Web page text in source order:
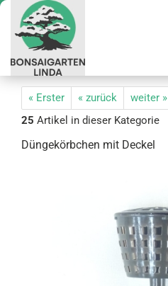
« Erster « zurück weiter »
25 Artikel in dieser Kategorie
Dün­ge­körb­chen mit De­ckel